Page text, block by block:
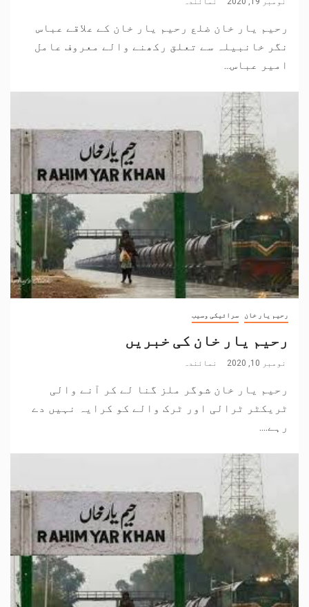
رحیم یار خان ضلع رحیم یار خان کے علاقے عباس
نگر خانبیلہ سے تعلق رکھنے والے معروف عامل
امیر عباس...
رحیم یار خان سرائیکی وسیب
رحیم یار خان کی خبریں
نومبر 10, 2020 نمائندہ
رحیم یار خان شوگر ملز گنا لے کر آنے والی
ٹریکٹر ٹرالی اور ٹرک والے کو کرایہ نہیں دے
رہے....